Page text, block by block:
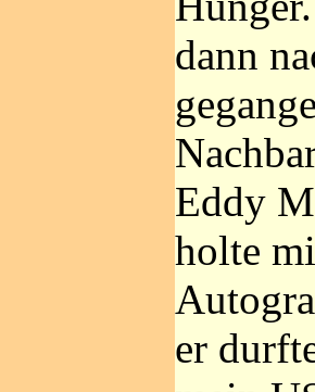
dann
Eddy
holte
er